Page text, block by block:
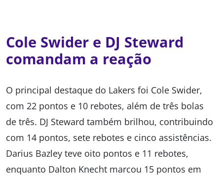
Cole Swider e DJ Steward
comandam a reação
O principal destaque do Lakers foi Cole Swider,
com 22 pontos e 10 rebotes, além de três bolas
de três. DJ Steward também brilhou, contribuindo
com 14 pontos, sete rebotes e cinco assistências.
Darius Bazley teve oito pontos e 11 rebotes,
enquanto Dalton Knecht marcou 15 pontos em